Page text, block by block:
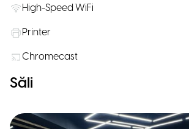
High-Speed WiFi
Printer
Chromecast
Săli